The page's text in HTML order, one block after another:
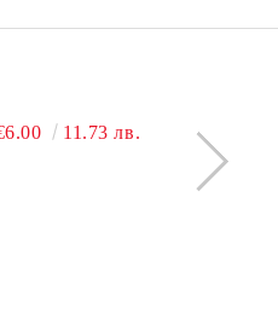
11.73 лв.